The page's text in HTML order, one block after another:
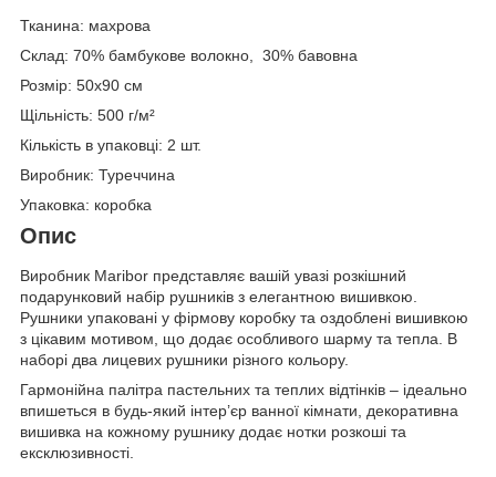
Тканина: махрова
Склад: 70% бамбукове волокно, 30% бавовна
Розмір: 50х90 см
Щільність: 500 г/м²
Кількість в упаковці: 2 шт.
Виробник: Туреччина
Упаковка: коробка
Опис
Виробник Maribor представляє вашій увазі розкішний
подарунковий набір рушників з елегантною вишивкою.
Рушники упаковані у фірмову коробку та оздоблені вишивкою
з цікавим мотивом, що додає особливого шарму та тепла. В
наборі два лицевих рушники різного кольору.
Гармонійна палітра пастельних та теплих відтінків – ідеально
впишеться в будь-який інтер’єр ванної кімнати, декоративна
вишивка на кожному рушнику додає нотки розкоші та
ексклюзивності.